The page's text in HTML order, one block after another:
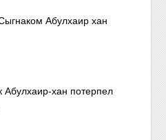
Абулхаир хан
хан потерпел